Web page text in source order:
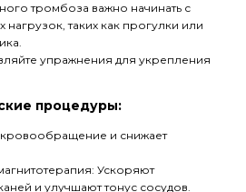
тромбоза важно начинать с
нагрузок, таких как прогулки или
упражнения для укрепления
процедуры:
и снижает
Ускоряют
и улучшают тонус сосудов.